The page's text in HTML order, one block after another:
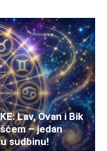
Lav, Ovan i Bik
– jedan
sudbinu!